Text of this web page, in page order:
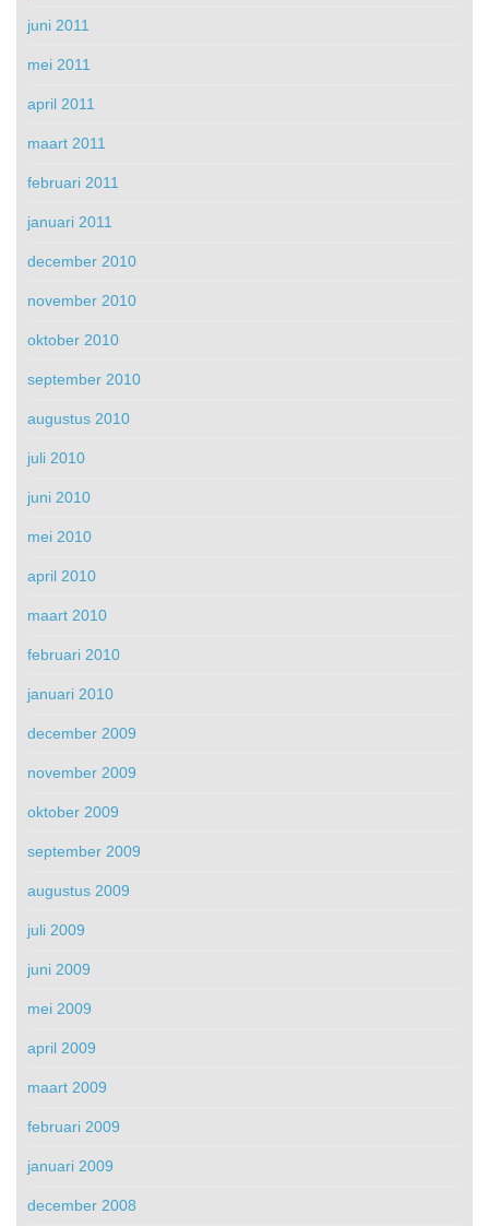
juni 2011
mei 2011
april 2011
maart 2011
februari 2011
januari 2011
december 2010
november 2010
oktober 2010
september 2010
augustus 2010
juli 2010
juni 2010
mei 2010
april 2010
maart 2010
februari 2010
januari 2010
december 2009
november 2009
oktober 2009
september 2009
augustus 2009
juli 2009
juni 2009
mei 2009
april 2009
maart 2009
februari 2009
januari 2009
december 2008